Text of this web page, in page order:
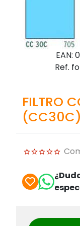
EAN:
Ref.
FILTRO
(CC30C)